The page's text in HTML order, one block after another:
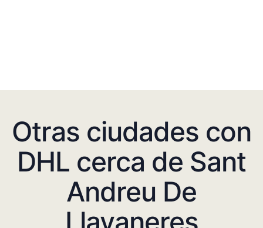
Otras ciudades con
DHL cerca de Sant
Andreu De
Llavaneres